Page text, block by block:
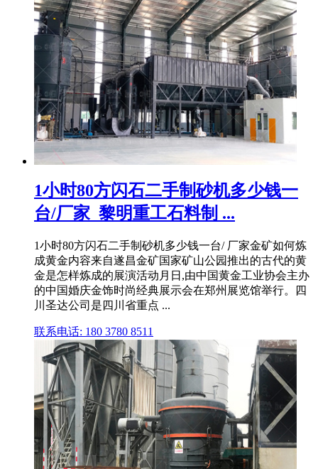
1小时80方闪石二手制砂机多少钱一
台/厂家_黎明重工石料制 ...
1小时80方闪石二手制砂机多少钱一台/ 厂家金矿如何炼
成黄金内容来自遂昌金矿国家矿山公园推出的古代的黄
金是怎样炼成的展演活动月日,由中国黄金工业协会主办
的中国婚庆金饰时尚经典展示会在郑州展览馆举行。四
川圣达公司是四川省重点 ...
联系电话: 180 3780 8511